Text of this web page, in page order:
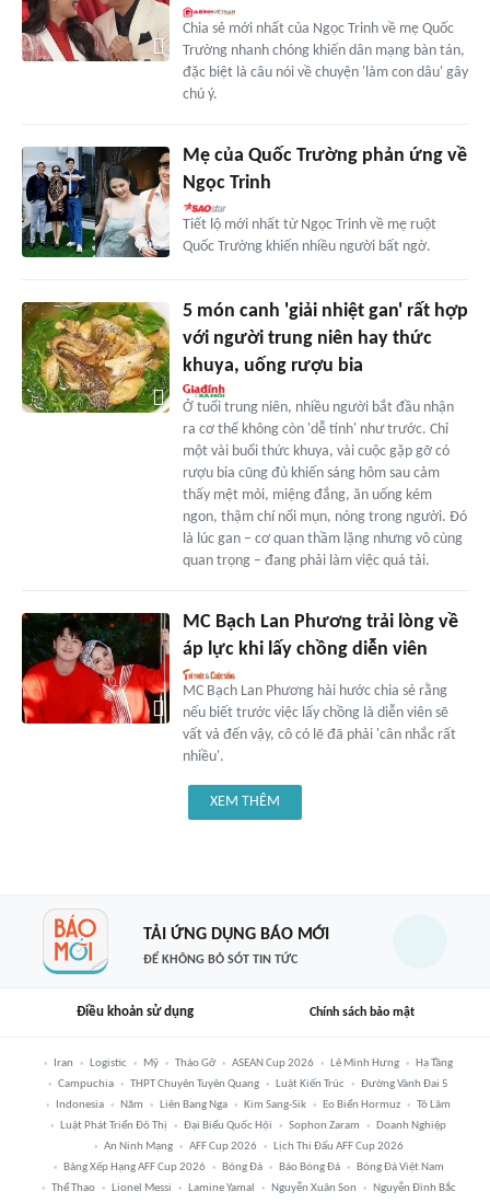
Chia sẻ mới nhất của Ngọc Trinh về mẹ Quốc
Trường nhanh chóng khiến dân mạng bàn tán,
đặc biệt là câu nói về chuyện 'làm con dâu' gây
chú ý.
Mẹ của Quốc Trường phản ứng về
Ngọc Trinh
Tiết lộ mới nhất từ Ngọc Trinh về mẹ ruột
Quốc Trường khiến nhiều người bất ngờ.
5 món canh 'giải nhiệt gan' rất hợp
với người trung niên hay thức
khuya, uống rượu bia
Ở tuổi trung niên, nhiều người bắt đầu nhận
ra cơ thể không còn 'dễ tính' như trước. Chỉ
một vài buổi thức khuya, vài cuộc gặp gỡ có
rượu bia cũng đủ khiến sáng hôm sau cảm
thấy mệt mỏi, miệng đắng, ăn uống kém
ngon, thậm chí nổi mụn, nóng trong người. Đó
là lúc gan – cơ quan thầm lặng nhưng vô cùng
quan trọng – đang phải làm việc quá tải.
MC Bạch Lan Phương trải lòng về
áp lực khi lấy chồng diễn viên
MC Bạch Lan Phương hài hước chia sẻ rằng
nếu biết trước việc lấy chồng là diễn viên sẽ
vất vả đến vậy, cô có lẽ đã phải 'cân nhắc rất
nhiều'.
XEM THÊM
TẢI ỨNG DỤNG BÁO MỚI
ĐỂ KHÔNG BỎ SÓT TIN TỨC
Điều khoản sử dụng Chính sách bảo mật
Iran Logistic Mỹ Tháo Gỡ ASEAN Cup 2026 Lê Minh Hưng
Hạ Tầng
Campuchia
THPT Chuyên Tuyên Quang Luật Kiến Trúc
Đường Vành Đai 5
Indonesia
Năm Liên Bang Nga Kim Sang-Sik Eo Biển Hormuz
Tô Lâm
Luật Phát Triển Đô Thị
Đại Biểu Quốc Hội Sophon Zaram
Doanh Nghiệp
An Ninh Mạng
AFF Cup 2026
Lịch Thi Đấu AFF Cup 2026
Bảng Xếp Hạng AFF Cup 2026
Bóng Đá Báo Bóng Đá
Bóng Đá Việt Nam
Thể Thao
Lionel Messi Lamine Yamal Nguyễn Xuân Son
Nguyễn Đình Bắc